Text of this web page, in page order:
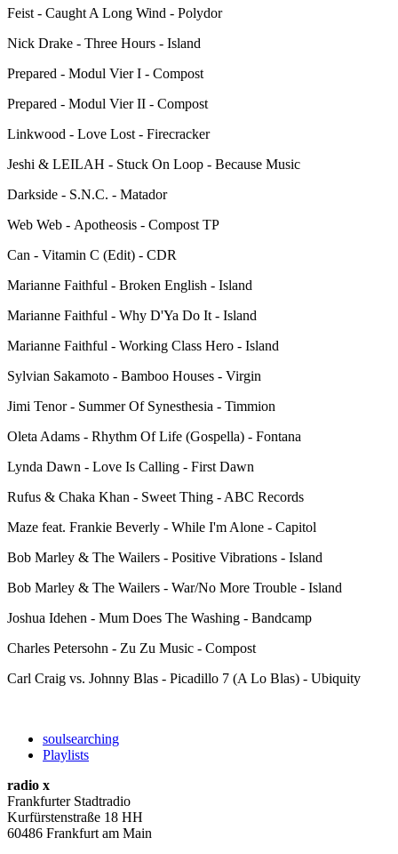
Feist - Caught A Long Wind - Polydor
Nick Drake - Three Hours - Island
Prepared - Modul Vier I - Compost
Prepared - Modul Vier II - Compost
Linkwood - Love Lost - Firecracker
Jeshi & LEILAH - Stuck On Loop - Because Music
Darkside - S.N.C. - Matador
Web Web - Apotheosis - Compost TP
Can - Vitamin C (Edit) - CDR
Marianne Faithful - Broken English - Island
Marianne Faithful - Why D'Ya Do It - Island
Marianne Faithful - Working Class Hero - Island
Sylvian Sakamoto - Bamboo Houses - Virgin
Jimi Tenor - Summer Of Synesthesia - Timmion
Oleta Adams - Rhythm Of Life (Gospella) - Fontana
Lynda Dawn - Love Is Calling - First Dawn
Rufus & Chaka Khan - Sweet Thing - ABC Records
Maze feat. Frankie Beverly - While I'm Alone - Capitol
Bob Marley & The Wailers - Positive Vibrations - Island
Bob Marley & The Wailers - War/No More Trouble - Island
Joshua Idehen - Mum Does The Washing - Bandcamp
Charles Petersohn - Zu Zu Music - Compost
Carl Craig vs. Johnny Blas - Picadillo 7 (A Lo Blas) - Ubiquity
soulsearching
Playlists
radio x
Frankfurter Stadtradio
Kurfürstenstraße 18 HH
60486 Frankfurt am Main